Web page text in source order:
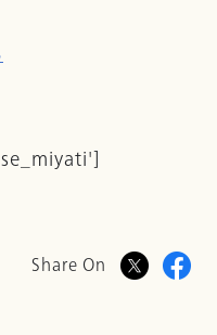
Share On